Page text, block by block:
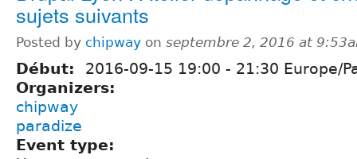
sujets suivants
Posted by chipway on septembre 2, 2016 at
Début: 2016-09-15 19:00 - 21:30 Europe/
Organizers:
chipway
paradize
Event type: